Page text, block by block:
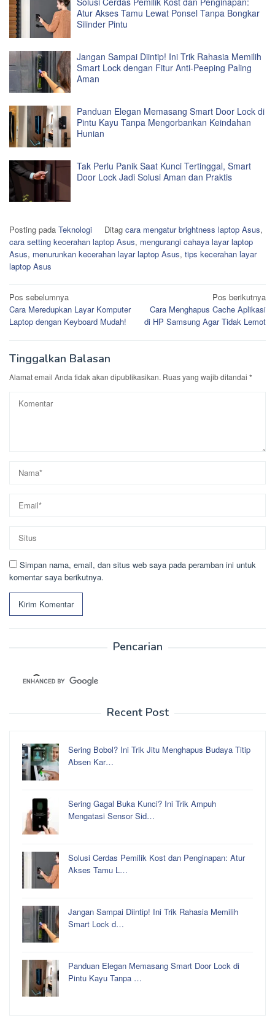
Atur Akses Tamu Lewat Ponsel Tanpa Bongkar
Silinder Pintu
Jangan Sampai Diintip! Ini Trik Rahasia Memilih
Smart Lock dengan Fitur Anti-Peeping Paling
Aman
Panduan Elegan Memasang Smart Door Lock di
Pintu Kayu Tanpa Mengorbankan Keindahan
Hunian
Tak Perlu Panik Saat Kunci Tertinggal, Smart
Door Lock Jadi Solusi Aman dan Praktis
Posting pada Teknologi Ditag cara mengatur brightness laptop Asus,
cara setting kecerahan laptop Asus, mengurangi cahaya layar laptop
Asus, menurunkan kecerahan layar laptop Asus, tips kecerahan layar
laptop Asus
Navigasi
pos
Pos sebelumnya
Cara Meredupkan Layar Komputer
Laptop dengan Keyboard Mudah!
Pos berikutnya
Cara Menghapus Cache Aplikasi
di HP Samsung Agar Tidak Lemot
Tinggalkan Balasan
Alamat email Anda tidak akan dipublikasikan. Ruas yang wajib ditandai *
Simpan nama, email, dan situs web saya pada peramban ini untuk
komentar saya berikutnya.
Pencarian
Recent Post
Sering Bobol? Ini Trik Jitu Menghapus Budaya Titip
Absen Kar…
Sering Gagal Buka Kunci? Ini Trik Ampuh
Mengatasi Sensor Sid…
Solusi Cerdas Pemilik Kost dan Penginapan: Atur
Akses Tamu L…
Jangan Sampai Diintip! Ini Trik Rahasia Memilih
Smart Lock d…
Panduan Elegan Memasang Smart Door Lock di
Pintu Kayu Tanpa …